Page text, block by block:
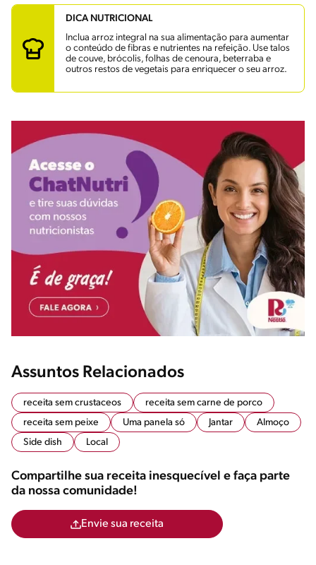
DICA NUTRICIONAL
Inclua arroz integral na sua alimentação para aumentar
o conteúdo de fibras e nutrientes na refeição. Use talos
de couve, brócolis, folhas de cenoura, beterraba e
outros restos de vegetais para enriquecer o seu arroz.
Assuntos Relacionados
receita sem crustaceos
receita sem carne de porco
receita sem peixe
Uma panela só Jantar
Almoço
Side dish
Local
Compartilhe sua receita inesquecível e faça parte
da nossa comunidade!
Envie sua receita